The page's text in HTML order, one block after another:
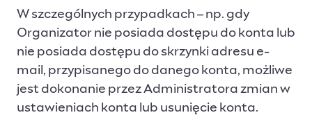
W szczególnych przypadkach – np. gdy
Organizator nie posiada dostępu do konta lub
nie posiada dostępu do skrzynki adresu e-
mail, przypisanego do danego konta, możliwe
jest dokonanie przez Administratora zmian w
ustawieniach konta lub usunięcie konta.